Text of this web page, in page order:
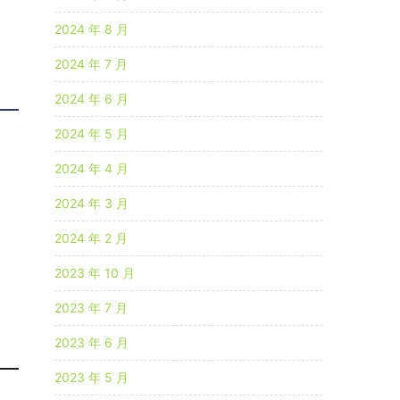
2024 年 8 月
2024 年 7 月
2024 年 6 月
2024 年 5 月
2024 年 4 月
2024 年 3 月
2024 年 2 月
2023 年 10 月
2023 年 7 月
2023 年 6 月
2023 年 5 月